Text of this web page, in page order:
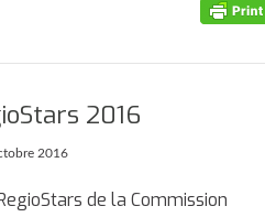
2016
2016
de la Commission